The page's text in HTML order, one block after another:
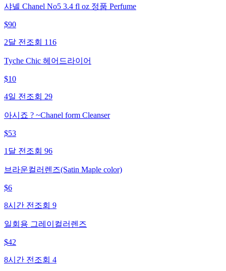
샤넬 Chanel No5 3.4 fl oz 정품 Perfume
$90
2달 전 조회 116
Tyche Chic 헤어드라이어
$10
4일 전 조회 29
아시죠 ? ~Chanel form Cleanser
$53
1달 전 조회 96
브라운컬러렌즈(Satin Maple color)
$6
8시간 전 조회 9
일회용 그레이컬러렌즈
$42
8시간 전 조회 4